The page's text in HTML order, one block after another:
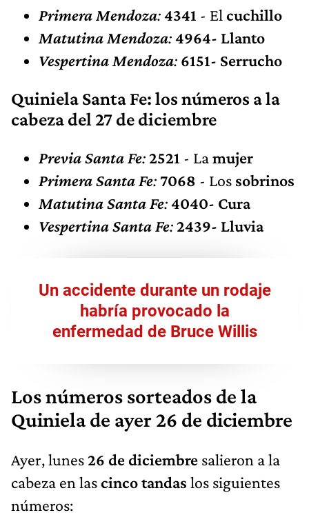
Primera Mendoza:4341 - El cuchillo
Matutina Mendoza:4964- Llanto
Vespertina Mendoza: 6151- Serrucho
Quiniela Santa Fe: los números a la
cabeza del 27 de diciembre
Previa Santa Fe:2521 - Lamujer
Primera Santa Fe: 7068 - Los sobrinos
Matutina Santa Fe:4040- Cura
Vespertina Santa Fe:2439- Lluvia
Un accidente durante un rodaje
habría provocado la
enfermedad de Bruce Willis
Los números sorteados de la
Quiniela de ayer 26 de diciembre
Ayer, lunes26 de diciembre salieron a la
cabeza en lascinco tandas los siguientes
números: